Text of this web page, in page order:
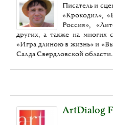
Писатель и
«Крокодил»,
Россия»,
других, а также на многих
«Игра длиною в жизнь» и
Салда Свердловской области.
ArtDialog